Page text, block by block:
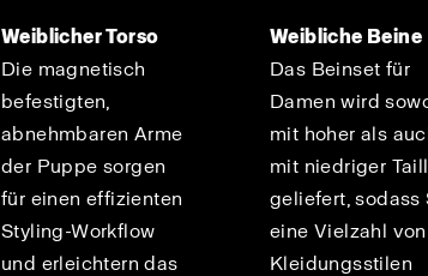
Weiblicher Torso
Die magnetisch
befestigten,
abnehmbaren Arme
der Puppe sorgen
für einen effizienten
Styling-Workflow
und erleichtern das
Weibliche Beine
Das Beinset für
Damen wird
mit hoher als
mit niedriger
geliefert, sodass
eine Vielzahl von
Kleidungsstilen